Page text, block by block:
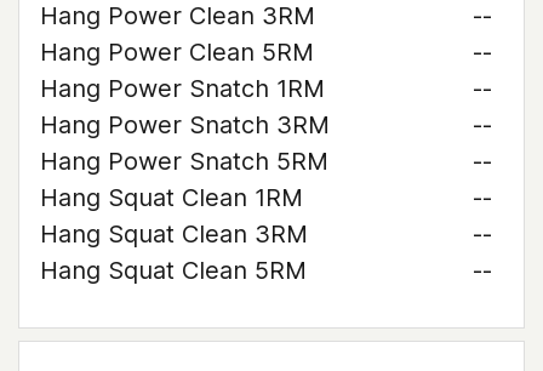
Hang Power Clean 3RM
--
Hang Power Clean 5RM
--
Hang Power Snatch 1RM
--
Hang Power Snatch 3RM
--
Hang Power Snatch 5RM
--
Hang Squat Clean 1RM
--
Hang Squat Clean 3RM
--
Hang Squat Clean 5RM
--